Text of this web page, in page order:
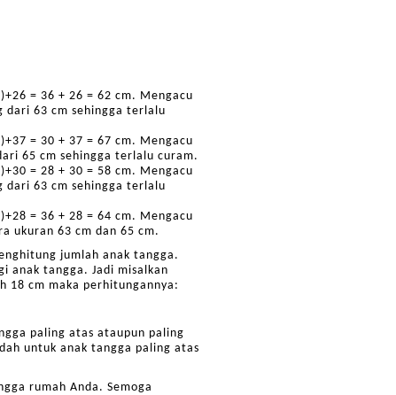
= 36 + 26 = 62 cm. Mengacu
dari 63 cm sehingga terlalu
= 30 + 37 = 67 cm. Mengacu
65 cm sehingga terlalu curam.
= 28 + 30 = 58 cm. Mengacu
dari 63 cm sehingga terlalu
= 36 + 28 = 64 cm. Mengacu
ukuran 63 cm dan 65 cm.
jumlah anak tangga.
anak tangga. Jadi misalkan
18 cm maka perhitungannya:
paling atas ataupun paling
untuk anak tangga paling atas
rumah Anda. Semoga